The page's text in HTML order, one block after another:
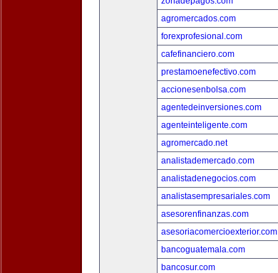
agromercados.com
forexprofesional.com
cafefinanciero.com
prestamoenefectivo.com
accionesenbolsa.com
agentedeinversiones.com
agenteinteligente.com
agromercado.net
analistademercado.com
analistadenegocios.com
analistasempresariales.com
asesorenfinanzas.com
asesoriacomercioexterior.com
bancoguatemala.com
bancosur.com